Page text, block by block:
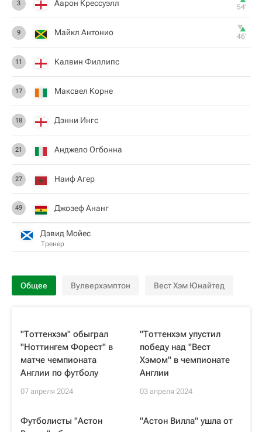
3 Аарон Крессуэлл 54‎’‎
9 Майкл Антонио 46‎’‎
11 Калвин Филлипс
17 Максвел Корне
18 Дэнни Ингс
21 Анджело Огбонна
27 Наиф Агер
49 Джозеф Ананг
Дэвид Мойес
Тренер
Общее Вулверхэмптон Вест Хэм Юнайтед
"Тоттенхэм" обыграл
"Ноттингем Форест" в
матче чемпионата
Англии по футболу
07 апреля 2024
"Тоттенхэм упустил
победу над "Вест
Хэмом" в чемпионате
Англии
03 апреля 2024
Футболисты "Астон
"Астон Вилла" ушла от